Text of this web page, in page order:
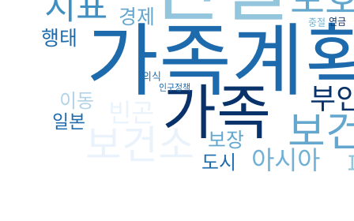
가족계
가족 보
보건소
부
아시아
보장
경제
행태
이동
도시
일본
의식
연금
중절
인구정책